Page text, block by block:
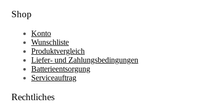
Shop
Konto
Wunschliste
Produktvergleich
Liefer- und Zahlungsbedingungen
Batterieentsorgung
Serviceauftrag
Rechtliches